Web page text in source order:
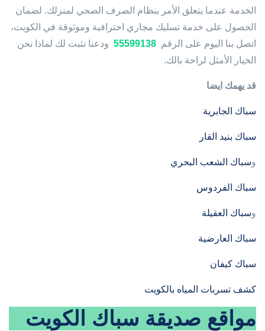
الخدمة عندما يتعلق الأمر بنظام الصرف الصحي لمنزلك. لضمان
الحصول على خدمة تسليك مجاري احترافية وموثوقة في الكويت،
اتصل بنا اليوم على الرقم 55599138 ودعنا نثبت لك لماذا نحن
الخيار الأمثل لراحة بالك.
قد يهمك ايضا
سباك الجابرية
سباك بنيد القار
وسباك الشعب البحري
سباك الفردوس
وسباك العقيلة
سباك العارضية
سباك كيفان
كشف تسربات المياه بالكويت
مواقع صديقة سباك الكويت